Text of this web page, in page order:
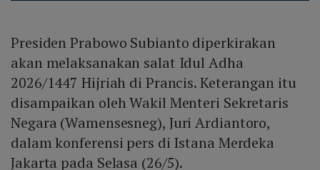
Presiden Prabowo Subianto diperkirakan
akan melaksanakan salat Idul Adha
2026/1447 Hijriah di Prancis. Keterangan itu
disampaikan oleh Wakil Menteri Sekretaris
Negara (Wamensesneg), Juri Ardiantoro,
dalam konferensi pers di Istana Merdeka
Jakarta pada Selasa (26/5).